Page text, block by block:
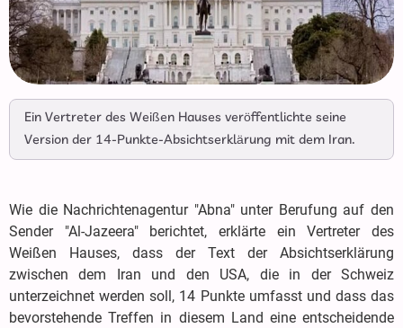
Ein Vertreter des Weißen Hauses veröffentlichte seine
Version der 14-Punkte-Absichtserklärung mit dem Iran.
Wie die Nachrichtenagentur "Abna" unter Berufung auf den
Sender "Al-Jazeera" berichtet, erklärte ein Vertreter des
Weißen Hauses, dass der Text der Absichtserklärung
zwischen dem Iran und den USA, die in der Schweiz
unterzeichnet werden soll, 14 Punkte umfasst und dass das
bevorstehende Treffen in diesem Land eine entscheidende